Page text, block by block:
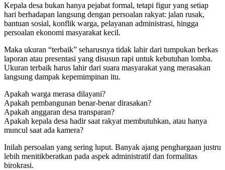
Kepala desa bukan hanya pejabat formal, tetapi figur yang setiap
hari berhadapan langsung dengan persoalan rakyat: jalan rusak,
bantuan sosial, konflik warga, pelayanan administrasi, hingga
persoalan ekonomi masyarakat kecil.
Maka ukuran “terbaik” seharusnya tidak lahir dari tumpukan berkas
laporan atau presentasi yang disusun rapi untuk kebutuhan lomba.
Ukuran terbaik harus lahir dari suara masyarakat yang merasakan
langsung dampak kepemimpinan itu.
Apakah warga merasa dilayani?
Apakah pembangunan benar-benar dirasakan?
Apakah anggaran desa transparan?
Apakah kepala desa hadir saat rakyat membutuhkan, atau hanya
muncul saat ada kamera?
Inilah persoalan yang sering luput. Banyak ajang penghargaan justru
lebih menitikberatkan pada aspek administratif dan formalitas
birokrasi.